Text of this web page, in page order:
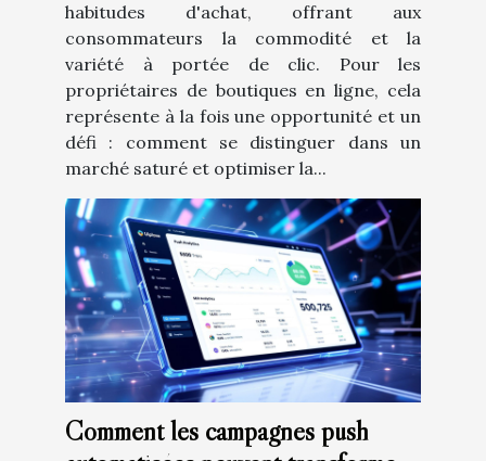
habitudes d'achat, offrant aux
consommateurs la commodité et la
variété à portée de clic. Pour les
propriétaires de boutiques en ligne, cela
représente à la fois une opportunité et un
défi : comment se distinguer dans un
marché saturé et optimiser la...
Comment les campagnes push